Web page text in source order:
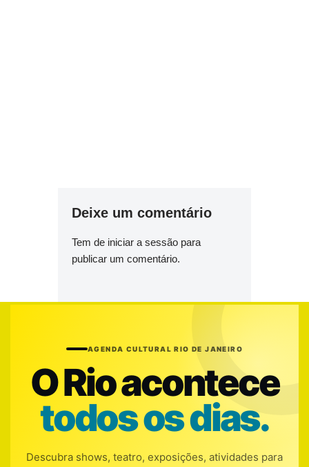
Deixe um comentário
Tem de iniciar a sessão para
publicar um comentário.
AGENDA CULTURAL RIO DE JANEIRO
O Rio acontece
todos os dias.
Descubra shows, teatro, exposições, atividades para